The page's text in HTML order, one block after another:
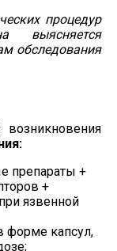
процедур
выясняется
обследования
возникновения
препараты +
+
язвенной
форме капсул,